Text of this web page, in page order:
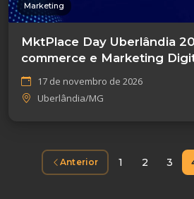
Marketing
MktPlace Day Uberlândia
commerce e Marketing
17 de novembro de 2026
Uberlândia/MG
Anterior 1 2 3